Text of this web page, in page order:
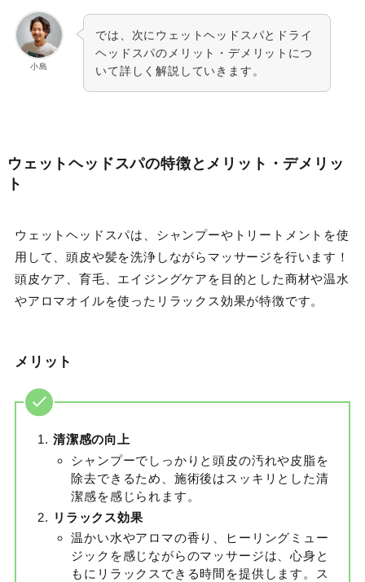
小島
では、次にウェットヘッドスパとドライ
ヘッドスパのメリット・デメリットにつ
いて詳しく解説していきます。
ウェットヘッドスパの特徴とメリット・デメリッ
ト
ウェットヘッドスパは、シャンプーやトリートメントを使
用して、頭皮や髪を洗浄しながらマッサージを行います！
頭皮ケア、育毛、エイジングケアを目的とした商材や温水
やアロマオイルを使ったリラックス効果が特徴です。
メリット
清潔感の向上
シャンプーでしっかりと頭皮の汚れや皮脂を
除去できるため、施術後はスッキリとした清
潔感を感じられます。
リラックス効果
温かい水やアロマの香り、ヒーリングミュー
ジックを感じながらのマッサージは、心身と
もにリラックスできる時間を提供します。ス